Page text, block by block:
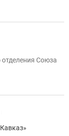
отделения Союза